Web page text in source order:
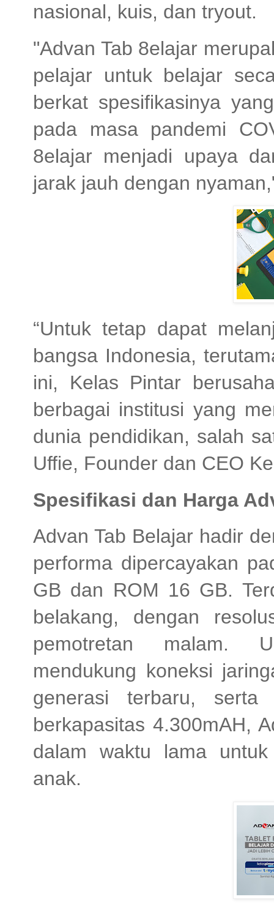
nasional, kuis, dan tryout.
"Advan Tab 8elajar
pelajar untuk belajar
berkat spesifikasinya
pada masa pandemi
8elajar menjadi upaya
jarak jauh dengan
“Untuk tetap dapat
bangsa Indonesia,
ini, Kelas Pintar
berbagai institusi yang
dunia pendidikan, salah
Uffie, Founder dan CEO
Spesifikasi dan Harga
Advan Tab Belajar hadir
performa dipercayakan
GB dan ROM 16 GB.
belakang, dengan
pemotretan malam.
mendukung koneksi
generasi terbaru, serta
berkapasitas 4.300mAH,
dalam waktu lama untuk
anak.